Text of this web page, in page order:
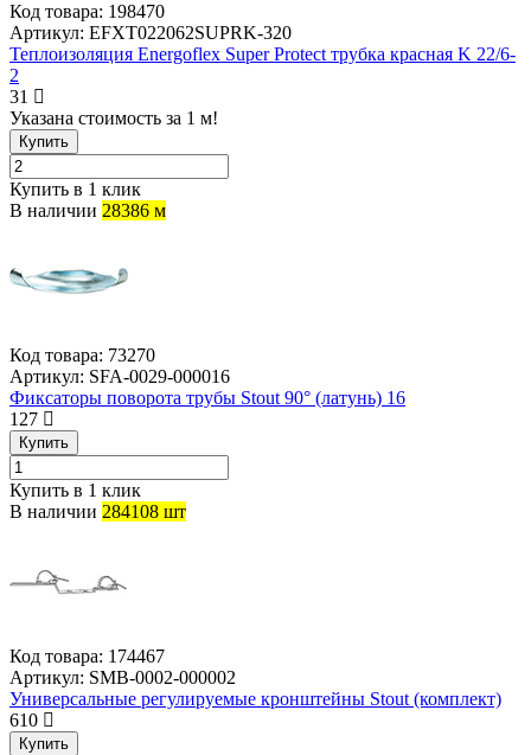
Код товара: 198470
Артикул: EFXT022062SUPRK-320
Теплоизоляция Energoflex Super Protect трубка красная K 22/6-
2
31
Указана стоимость за 1 м!
Купить
Купить в 1 клик
В наличии 28386 м
Код товара: 73270
Артикул: SFA-0029-000016
Фиксаторы поворота трубы Stout 90° (латунь) 16
127
Купить
Купить в 1 клик
В наличии 284108 шт
Код товара: 174467
Артикул: SMB-0002-000002
Универсальные регулируемые кронштейны Stout (комплект)
610
Купить